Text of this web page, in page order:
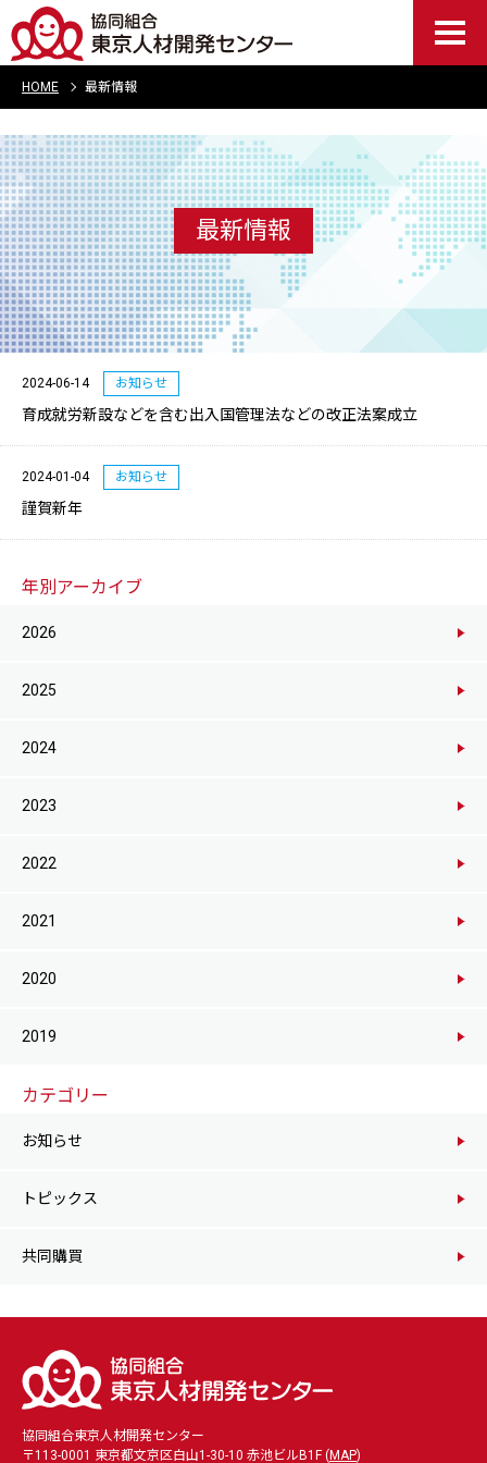
HOME 最新情報
最新情報
2024-06-14 お知らせ
育成就労新設などを含む出入国管理法などの改正法案成立
2024-01-04 お知らせ
謹賀新年
年別アーカイブ
2026
2025
2024
2023
2022
2021
2020
2019
カテゴリー
お知らせ
トピックス
共同購買
協同組合東京人材開発センター
〒113-0001 東京都文京区白山1-30-10 赤池ビルB1F ( MAP)